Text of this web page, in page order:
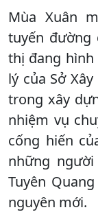
Mùa Xuân
tuyến
thị đang hình
lý của Sở
trong xây
nhiệm vụ
cống hiến
những người
Tuyên
nguyên mới.